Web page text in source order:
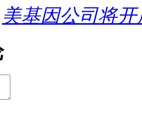
美基因公司将